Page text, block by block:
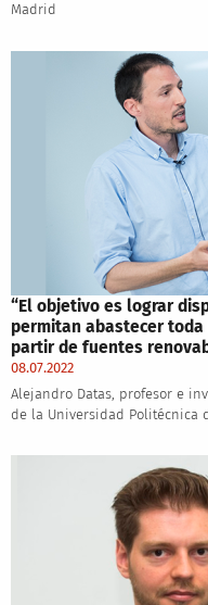
Madrid
“El objetivo es lograr
permitan abastecer
partir de fuentes
08.07.2022
Alejandro Datas, profesor e
de la Universidad Politécnica